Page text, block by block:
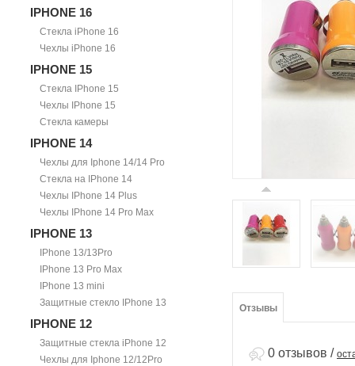
IPHONE 16
Стекла iPhone 16
Чехлы iPhone 16
IPHONE 15
Стекла IPhone 15
Чехлы IPhone 15
Стекла камеры
IPHONE 14
Чехлы для Iphone 14/14 Pro
Стекла на IPhone 14
Чехлы IPhone 14 Plus
Чехлы IPhone 14 Pro Max
IPHONE 13
IPhone 13/13Pro
IPhone 13 Pro Max
IPhone 13 mini
Защитные стекло IPhone 13
IPHONE 12
Защитные стекла iPhone 12
Чехлы для Iphone 12/12Pro
Отзывы
0 отзывов /